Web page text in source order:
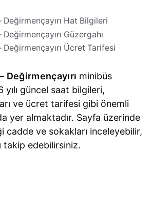
Değirmençayırı Hat Bilgileri
Güzergahı
Değirmençayırı Ücret Tarifesi
Değirmençayırı minibüs
yılı güncel saat bilgileri,
ve ücret tarifesi gibi önemli
yer almaktadır. Sayfa üzerinde
cadde ve sokakları inceleyebilir,
takip edebilirsiniz.